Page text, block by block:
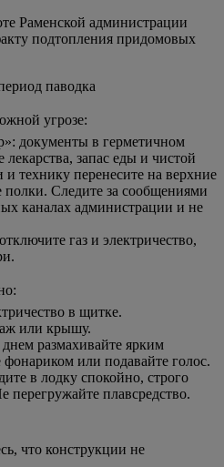
Раменской администрации
подтопления придомовых
паводка
угрозе:
документы в герметичном
запас еды и чистой
технику перенесите на верхние
Следите за сообщениями
каналах администрации и не
газ и электричество,
в щитке.
или крышу.
размахивайте ярким
или подавайте голос.
в лодку спокойно, строго
перегружайте плавсредство.
что конструкции не